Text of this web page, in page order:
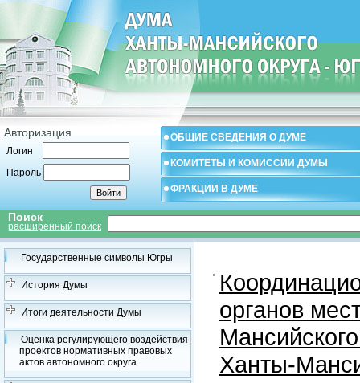
Авторизация
Логин
Пароль
ОБЩИЕ СВЕДЕНИЯ О ДУМЕ
КОМИТЕТЫ И КОМИССИИ ДУМЫ
ФРАКЦИИ В ДУМЕ
Поиск
расширенный поиск
Государственные символы Югры
История Думы
Итоги деятельности Думы
Оценка регулирующего воздействия
проектов нормативных правовых
актов автономного округа
органов
Ханты-